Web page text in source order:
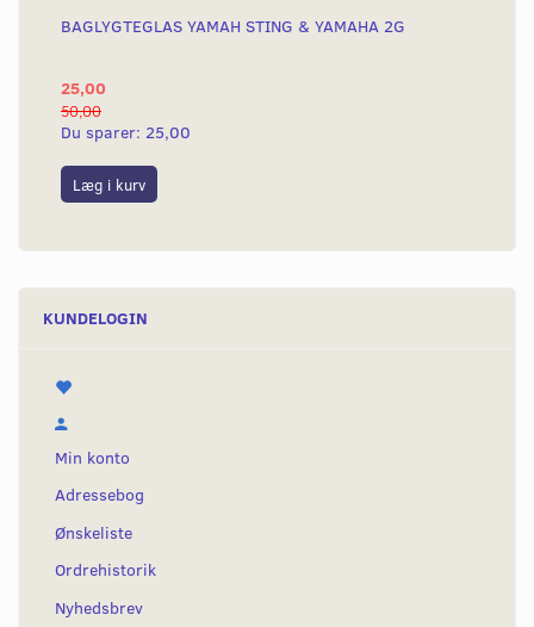
BAGLYGTEGLAS YAMAH STING & YAMAHA 2G
25,00
50,00
Du sparer: 25,00
Læg i kurv
KUNDELOGIN
Min konto
Adressebog
Ønskeliste
Ordrehistorik
Nyhedsbrev